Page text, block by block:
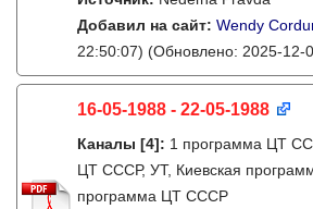
Добавил на сайт: Wendy
22:50:07) (Обновлено: 2025-12-
16-05-1988 - 22-05-1988
Каналы [4]: 1 программа ЦТ
ЦТ СССР, УТ, Киевская
программа ЦТ СССР